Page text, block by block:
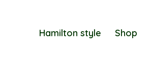
Hamilton style Shop